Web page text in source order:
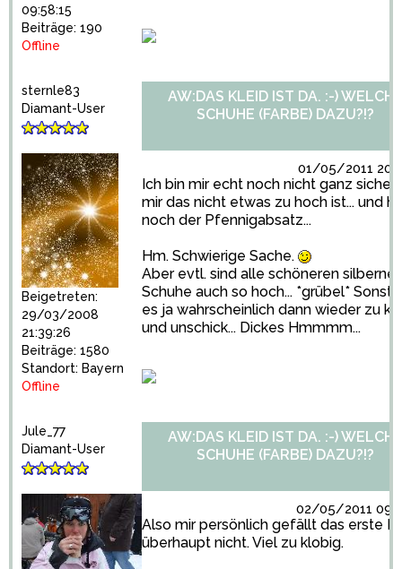
09:58:15
Beiträge: 190
Offline
sternle83
Diamant-User
Beigetreten:
29/03/2008
21:39:26
Beiträge: 1580
Standort: Bayern
Offline
AW:DAS KLEID IST DA. :-) WELCHE
SCHUHE (FARBE) DAZU?!?
01/05/2011
Ich bin mir echt noch nicht ganz sicher,
mir das nicht etwas zu hoch ist... und
noch der Pfennigabsatz...
Hm. Schwierige Sache.
Aber evtl. sind alle schöneren
Schuhe auch so hoch... *grübel* Sonst
es ja wahrscheinlich dann wieder zu
und unschick... Dickes Hmmmm...
Jule_77
Diamant-User
AW:DAS KLEID IST DA. :-) WELCHE
SCHUHE (FARBE) DAZU?!?
02/05/2011
Also mir persönlich gefällt das erste
überhaupt nicht. Viel zu klobig.